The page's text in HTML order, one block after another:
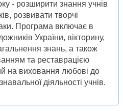
- розширити знання учнів
розвивати творчі
Програма включає в
України, вікторину,
знань, а також
та реставрацією
на виховання любові до
діяльності учнів.